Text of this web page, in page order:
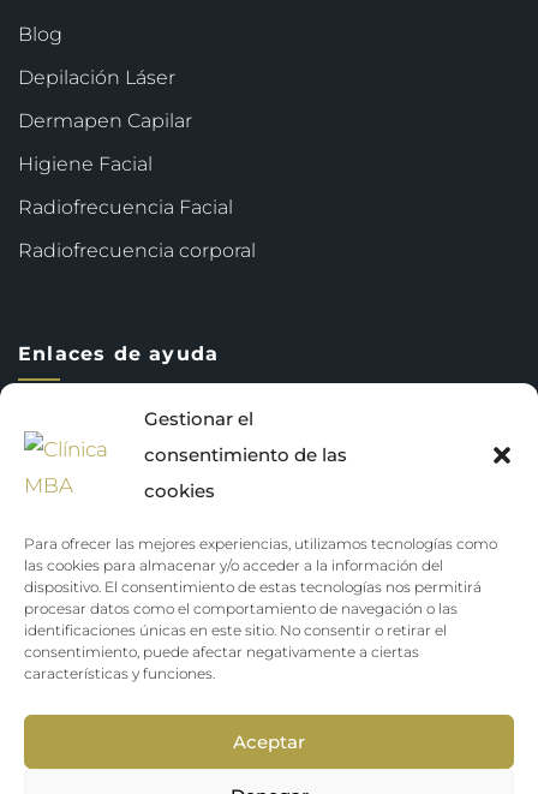
Gestionar el
consentimiento de las
cookies
Para ofrecer las mejores experiencias, utilizamos tecnologías como
las cookies para almacenar y/o acceder a la información del
dispositivo. El consentimiento de estas tecnologías nos permitirá
procesar datos como el comportamiento de navegación o las
identificaciones únicas en este sitio. No consentir o retirar el
consentimiento, puede afectar negativamente a ciertas
características y funciones.
Aceptar
Blog
Depilación Láser
Dermapen Capilar
Higiene Facial
Radiofrecuencia Facial
Radiofrecuencia corporal
Enlaces de ayuda
Política de privacidad
Política de cookies (UE)